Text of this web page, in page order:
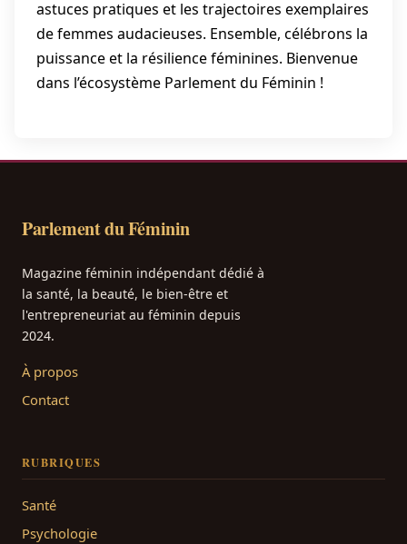
astuces pratiques et les trajectoires exemplaires
de femmes audacieuses. Ensemble, célébrons la
puissance et la résilience féminines. Bienvenue
dans l’écosystème Parlement du Féminin !
Parlement du Féminin
Magazine féminin indépendant dédié à
la santé, la beauté, le bien-être et
l'entrepreneuriat au féminin depuis
2024.
À propos
Contact
RUBRIQUES
Santé
Psychologie